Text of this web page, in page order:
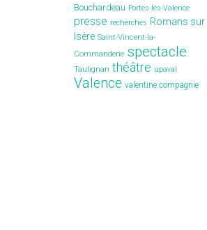
Bouchardeau Portes-lès-Valence
presse recherches Romans sur
Isère Saint-Vincent-la-
Commanderie spectacle
Taulignan théâtre upaval
Valence valentine compagnie